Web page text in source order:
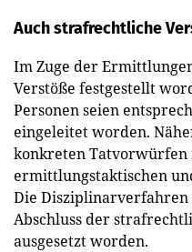
Auch strafrechtliche
Im Zuge der
Verstöße festgestellt
Personen seien
eingeleitet worden.
konkreten Tatvorwürfen
ermittlungstaktischen
Die Disziplinarverfahren
Abschluss der
ausgesetzt worden.